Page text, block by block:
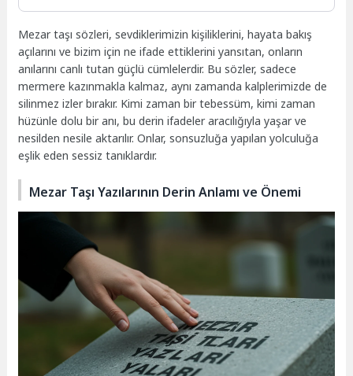
Mezar taşı sözleri, sevdiklerimizin kişiliklerini, hayata bakış
açılarını ve bizim için ne ifade ettiklerini yansıtan, onların
anılarını canlı tutan güçlü cümlelerdir. Bu sözler, sadece
mermere kazınmakla kalmaz, aynı zamanda kalplerimizde de
silinmez izler bırakır. Kimi zaman bir tebessüm, kimi zaman
hüzünle dolu bir anı, bu derin ifadeler aracılığıyla yaşar ve
nesilden nesile aktarılır. Onlar, sonsuzluğa yapılan yolculuğa
eşlik eden sessiz tanıklardır.
Mezar Taşı Yazılarının Derin Anlamı ve Önemi